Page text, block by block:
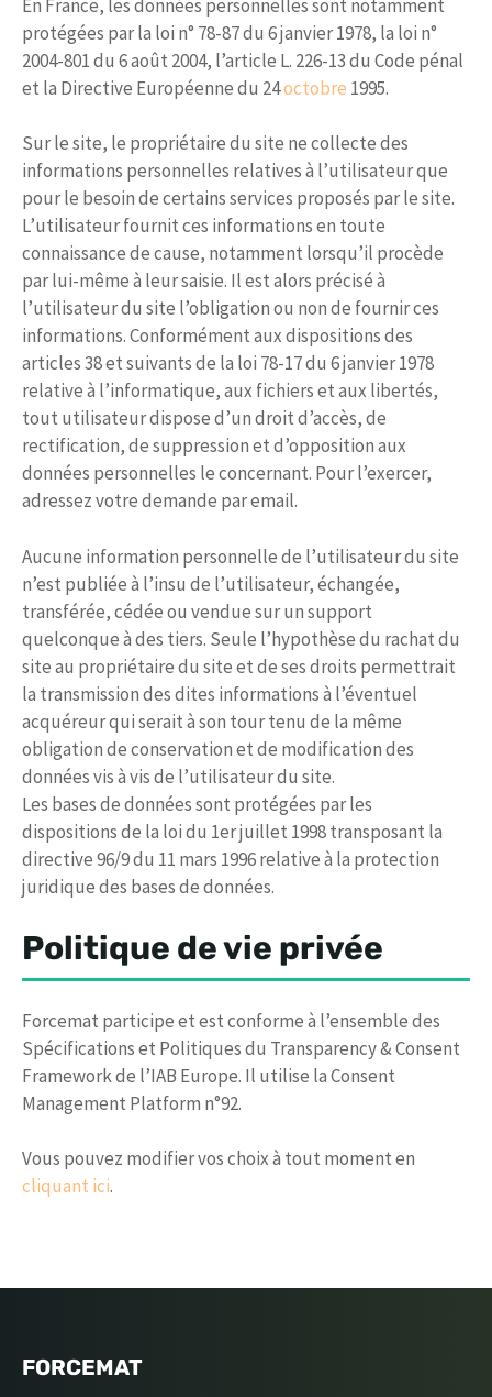
En France, les données personnelles sont notamment
protégées par la loi n° 78-87 du 6 janvier 1978, la loi n°
2004-801 du 6 août 2004, l’article L. 226-13 du Code pénal
et la Directive Européenne du 24octobre 1995.
Sur le site, le propriétaire du site ne collecte des
informations personnelles relatives à l’utilisateur que
pour le besoin de certains services proposés par le site.
L’utilisateur fournit ces informations en toute
connaissance de cause, notamment lorsqu’il procède
par lui-même à leur saisie. Il est alors précisé à
l’utilisateur du site l’obligation ou non de fournir ces
informations. Conformément aux dispositions des
articles 38 et suivants de la loi 78-17 du 6 janvier 1978
relative à l’informatique, aux fichiers et aux libertés,
tout utilisateur dispose d’un droit d’accès, de
rectification, de suppression et d’opposition aux
données personnelles le concernant. Pour l’exercer,
adressez votre demande par email.
Aucune information personnelle de l’utilisateur du site
n’est publiée à l’insu de l’utilisateur, échangée,
transférée, cédée ou vendue sur un support
quelconque à des tiers. Seule l’hypothèse du rachat du
site au propriétaire du site et de ses droits permettrait
la transmission des dites informations à l’éventuel
acquéreur qui serait à son tour tenu de la même
obligation de conservation et de modification des
données vis à vis de l’utilisateur du site.
Les bases de données sont protégées par les
dispositions de la loi du 1er juillet 1998 transposant la
directive 96/9 du 11 mars 1996 relative à la protection
juridique des bases de données.
Politique de vie privée
Forcemat participe et est conforme à l’ensemble des
Spécifications et Politiques du Transparency & Consent
Framework de l’IAB Europe. Il utilise la Consent
Management Platform n°92.
Vous pouvez modifier vos choix à tout moment en
cliquant ici.
FORCEMAT